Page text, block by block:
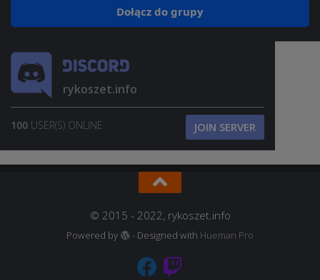
Dołącz do grupy
rykoszet.info
100 USER(S) ONLINE JOIN SERVER
© 2015 - 2022, rykoszet.info
Powered by - Designed with Hueman Pro